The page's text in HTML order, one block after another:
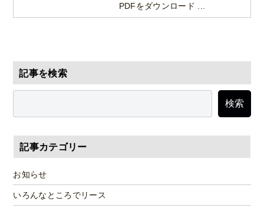
PDFをダウンロード ...
記事を検索
検索
記事カテゴリー
お知らせ
いろんなところでリース